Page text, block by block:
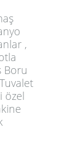
,
Boru
özel